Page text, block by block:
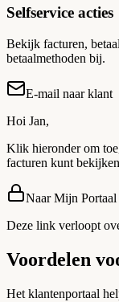
Selfservice acties
Bekijk facturen,
betaalmethoden bij.
E-mail naar klant
Hoi Jan,
Klik hieronder om
facturen kunt
Naar Mijn Portaal
Deze link verloopt
Voordelen
Het klantenportaal